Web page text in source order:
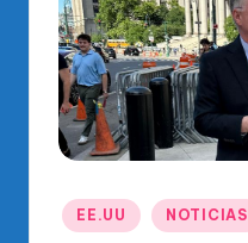
di
o
O
Publicado
en
EE.UU NOTICIAS